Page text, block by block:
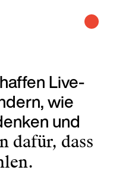
Live-
wie
und
dafür, dass